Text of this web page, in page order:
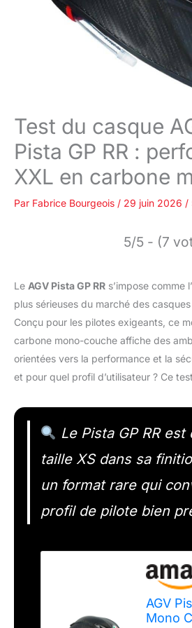
Test du casque
Pista GP RR :
XXL en carbone
Par Fabrice Bourgeois / 29 juin 2026 /
5/5 - (7
Le AGV Pista GP RR s’impose comme
plus sérieuses du marché des
Conçu pour les pilotes exigeants, ce
carbone mono-couche affiche des
orientées vers la performance et la
et pour quel profil d’utilisateur ? Ce
Le Pista GP RR
taille XS dans sa
un format rare qui
profil de pilote bien
AGV
Mono